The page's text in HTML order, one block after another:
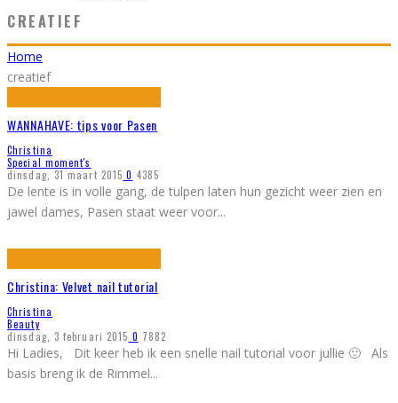
CREATIEF
Home
creatief
WANNAHAVE: tips voor Pasen
Christina
Special moment's
dinsdag, 31 maart 2015 0 4385
De lente is in volle gang, de tulpen laten hun gezicht weer zien en
jawel dames, Pasen staat weer voor...
Christina: Velvet nail tutorial
Christina
Beauty
dinsdag, 3 februari 2015 0 7882
Hi Ladies, Dit keer heb ik een snelle nail tutorial voor jullie 🙂 Als
basis breng ik de Rimmel...